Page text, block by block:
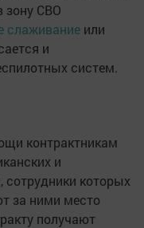
зону СВО
слаживание или
и
систем.
контрактникам
и
которых
за ними место
получают